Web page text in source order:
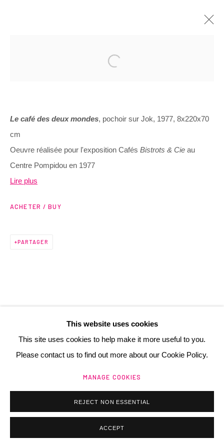
@ 2025 GALERIE HENRI CHARTIER SITE BY ARTLOGIC
This website uses cookies
This site uses cookies to help make it more useful to you.
Please contact us to find out more about our Cookie Policy.
MANAGE COOKIES
REJECT NON ESSENTIAL
ACCEPT
Le café des deux mondes, pochoir sur Jok, 1977, 8x220x70
cm
Oeuvre réalisée pour l'exposition Cafés Bistrots & Cie au
Centre Pompidou en 1977
Lire plus
ACHETER / BUY
PARTAGER